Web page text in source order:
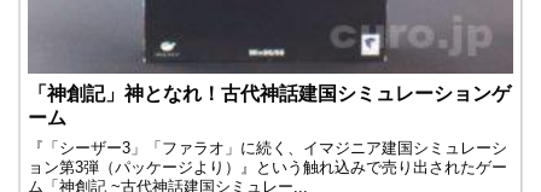
「神創記」神となれ！古代神話建国シミュレーションゲ
ーム
『「シーザー3」「ファラオ」に続く、イマジニア建国シミュレーシ
ョン第3弾（パッケージより）』という触れ込みで売り出されたゲー
ム「神創記 ~古代神話建国シミュレー...